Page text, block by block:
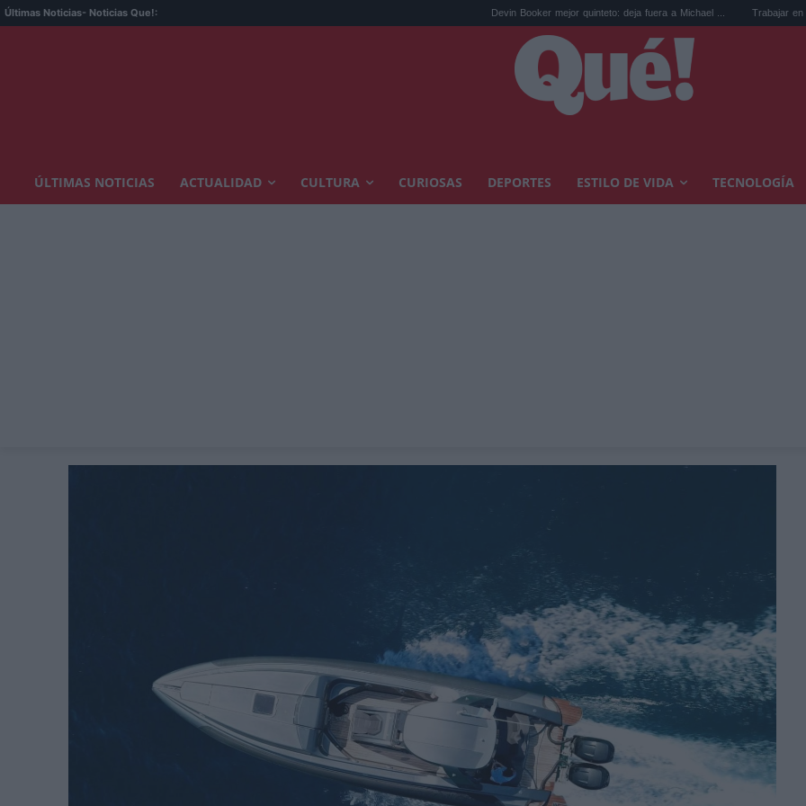
Últimas Noticias- Noticias Que!: Devin Booker mejor quinteto: deja fuera a Michael ... Trabajar en Noruega:
ÚLTIMAS NOTICIAS ACTUALIDAD CULTURA CURIOSAS DEPORTES ESTILO DE VIDA TECNOLOGÍA